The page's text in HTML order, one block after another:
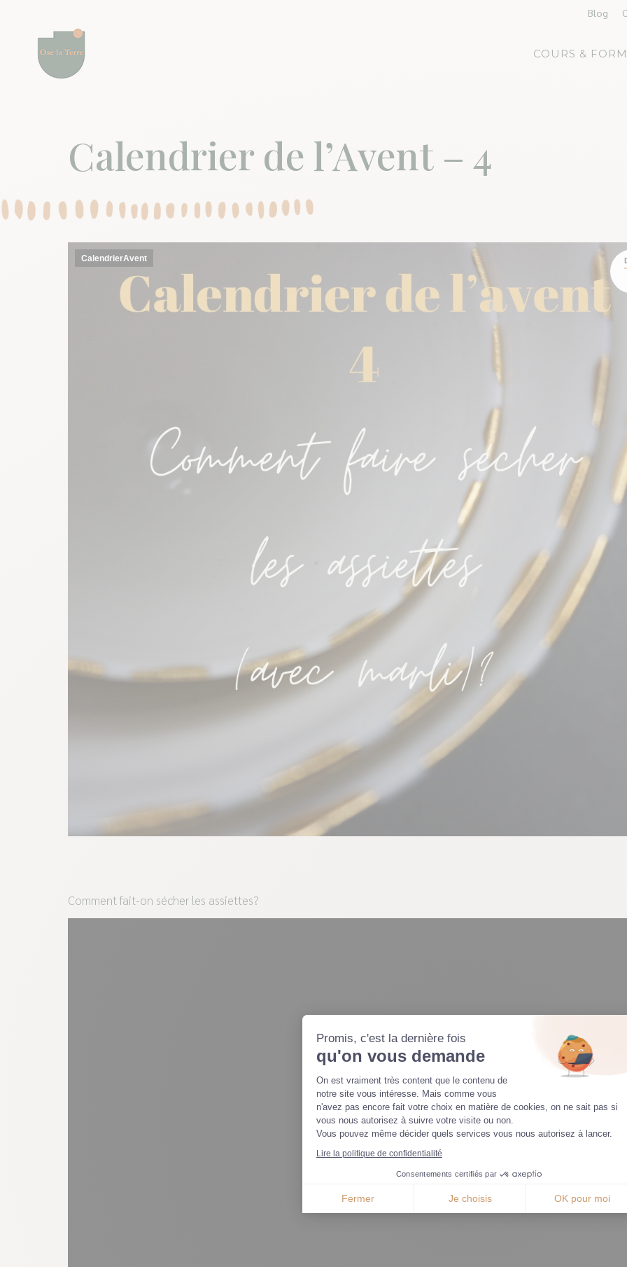
Blog
COURS &
Calendrier de l’Avent – 4
CalendrierAvent
Comment fait-on sécher les assiettes?
Promis, c'est la dernière fois
qu'on vous demande
Plateforme de Gestion du
On est vraiment très content que le contenu de
notre site vous intéresse. Mais comme vous
n'avez pas encore fait votre choix en matière de cookies, on ne sait pas si
vous nous autorisez à suivre votre visite ou non.
Vous pouvez même décider quels services vous nous autorisez à lancer.
Lire la politique de confidentialité
Consentements certifiés par
Fermer Je choisis OK pour moi
Axeptio consent